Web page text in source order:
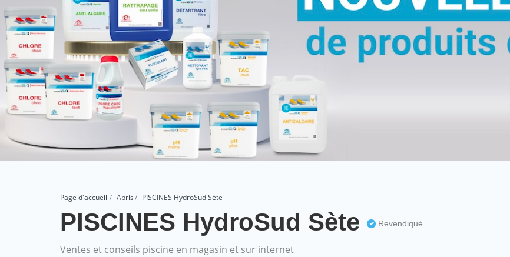
Page d'accueil Abris PISCINES HydroSud Sète
PISCINES HydroSud Sète Revendiqué
Ventes et conseils piscine en magasin et sur internet